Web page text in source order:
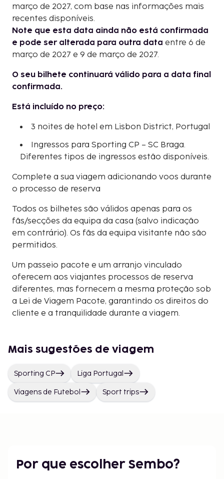
março de 2027, com base nas informações mais
recentes disponíveis.
Note que esta data ainda não está confirmada
e pode ser alterada para outra data entre 6 de
março de 2027 e 9 de março de 2027.
O seu bilhete continuará válido para a data final
confirmada.
Está incluído no preço:
3 noites de hotel em Lisbon District, Portugal
Ingressos para Sporting CP – SC Braga.
Diferentes tipos de ingressos estão disponíveis.
Complete a sua viagem adicionando voos durante
o processo de reserva
Todos os bilhetes são válidos apenas para os
fãs/secções da equipa da casa (salvo indicação
em contrário). Os fãs da equipa visitante não são
permitidos.
Um passeio pacote e um arranjo vinculado
oferecem aos viajantes processos de reserva
diferentes, mas fornecem a mesma proteção sob
a Lei de Viagem Pacote, garantindo os direitos do
cliente e a tranquilidade durante a viagem.
Mais sugestões de viagem
Sporting CP Liga Portugal
Viagens de Futebol Sport trips
Por que escolher Sembo?